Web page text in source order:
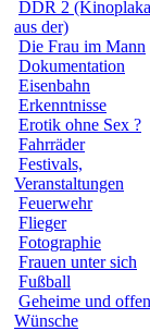
DDR 2
aus der)
Die Frau im Mann
Dokumentation
Eisenbahn
Erkenntnisse
Erotik ohne Sex ?
Fahrräder
Festivals,
Veranstaltungen
Feuerwehr
Flieger
Fotographie
Frauen unter sich
Fußball
Geheime und
Wünsche